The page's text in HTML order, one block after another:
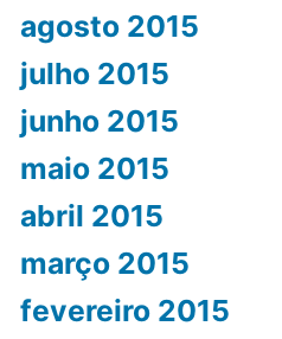
agosto 2015
julho 2015
junho 2015
maio 2015
abril 2015
março 2015
fevereiro 2015